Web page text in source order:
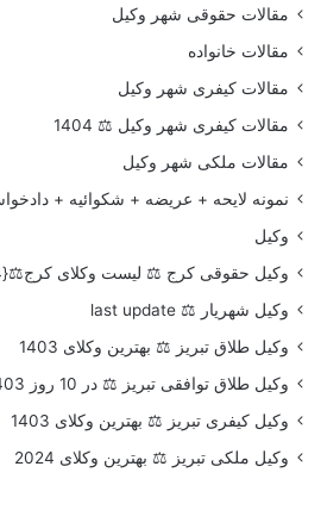
مقالات حقوقی شهر وکیل
مقالات خانواده
مقالات کیفری شهر وکیل
مقالات کیفری شهر وکیل ⚖️ 1404
مقالات ملکی شهر وکیل
نمونه لایحه + عریضه + شکوائیه +
وکیل
وکیل حقوقی کرج ⚖️ لیست وکلای کرج⚖️{1404}
وکیل شهریار ⚖️ last update
وکیل طلاق تبریز ⚖️ بهترین وکلای 1403
وکیل طلاق توافقی تبریز ⚖️ در 10 روز 1403 فوری
وکیل کیفری تبریز ⚖️ بهترین وکلای 1403
وکیل ملکی تبریز ⚖️ بهترین وکلای 2024